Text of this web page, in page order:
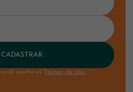
CADASTRAR
aceita os Termos de Uso.